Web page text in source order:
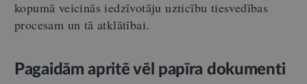
kopumā veicinās iedzīvotāju uzticību tiesvedības
procesam un tā atklātībai.
Pagaidām apritē vēl papīra dokumenti